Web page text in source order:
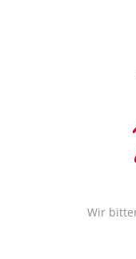
Wir